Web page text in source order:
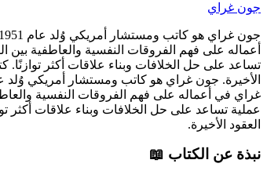
جون غراي
أعماله على فهم الفروقات النفسية والعاطفية
تساعد على حل الخلافات وبناء علاقات أكثر توازنًا.
الأخيرة.
غراي في أعماله على فهم الفروقات النفسية
عملية تساعد على حل الخلافات وبناء علاقات أكثر
العقود الأخيرة.
نبذة عن الكتاب 📖